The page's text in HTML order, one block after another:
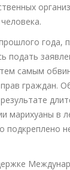
года,
подать
самым
граждан.
марихуаны в
подкреплено